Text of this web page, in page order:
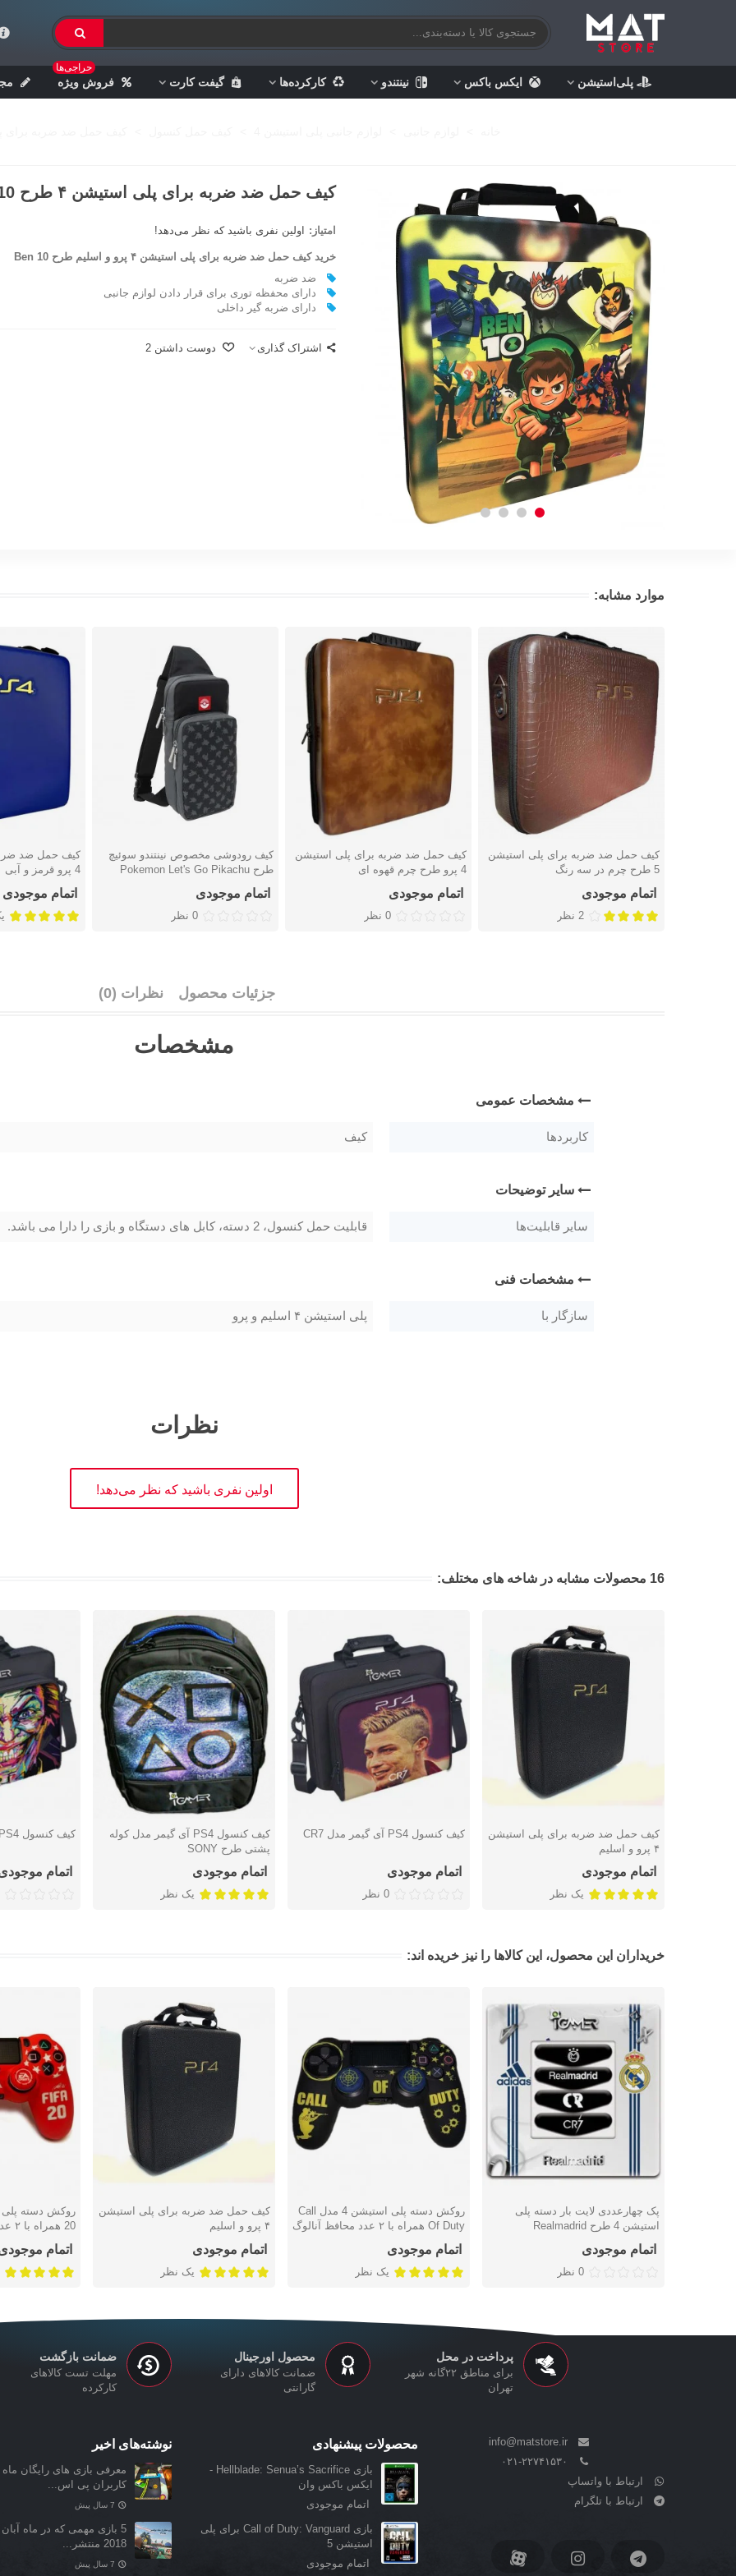
پلی‌استیشن ایکس باکس نینتندو کارکرده‌ها گیفت کارت فروش ویژه
حراجی‌ها
کیف حمل ضد ضربه برای پلی استیشن ۴ طرح Ben 10
امتیاز: اولین نفری باشید که نظر می‌دهد!
خرید کیف حمل ضد ضربه برای پلی استیشن ۴ پرو و اسلیم طرح Ben 10
ضد ضربه
دارای محفظه توری برای قرار دادن لوازم جانبی
دارای ضربه گیر داخلی
اشتراک گذاری دوست داشتن 2
موارد مشابه:
دوست داشتن
کیف حمل ضد ضربه برای پلی استیشن
5 طرح چرم در سه رنگ
اتمام موجودی
2 نظر
دوست داشتن
کیف حمل ضد ضربه برای پلی استیشن
4 پرو طرح چرم قهوه ای
اتمام موجودی
0 نظر
دوست داشتن
کیف رودوشی مخصوص نینتندو سوئیچ
طرح Pokemon Let's Go Pikachu
ساخت Hori
اتمام موجودی
0 نظر
دوستکیف حمل ضد
4 پرو قرمز و آبی
اتمام موجودی
جزئیات محصول نظرات (0)
مشخصات
مشخصات عمومی
کاربردها کیف
سایر توضیحات
سایر قابلیت‌ها قابلیت حمل کنسول، 2 دسته، کابل های دستگاه و بازی را دارا می باشد.
مشخصات فنی
سازگار با پلی استیشن ۴ اسلیم و پرو
نظرات
اولین نفری باشید که نظر می‌دهد!
16 محصولات مشابه در شاخه های مختلف:
دوست داشتن
کیف حمل ضد ضربه برای پلی استیشن
۴ پرو و اسلیم
اتمام موجودی
یک نظر
دوست داشتنکیف کنسول PS4 آی گیمر مدل CR7
اتمام موجودی
0 نظر
دوست داشتنکیف کنسول PS4 آی گیمر مدل کوله
پشتی طرح SONY
اتمام موجودی
یک نظر
دوستکیف کنسول PS4 آی گیمر مدل Joker
اتمام
خریداران این محصول، این کالاها را نیز خریده اند:
دوست داشتن
پک چهارعددی لایت بار دسته پلی
استیشن 4 طرح Realmadrid
اتمام موجودی
0 نظر
دوست داشتن
روکش دسته پلی استیشن 4 مدل Call
Of Duty همراه با ۲ عدد محافظ آنالوگ
اتمام موجودی
یک نظر
دوست داشتن
کیف حمل ضد ضربه برای پلی استیشن
۴ پرو و اسلیم
اتمام موجودی
یک نظر
دوست
20 همراه با ۲ عدد محافظ آنالوگ
اتمام
پرداخت در محل
برای مناطق ۲۲گانه شهر
تهران
محصول اورجینال
ضمانت کالاهای دارای
گارانتی
ضمانت بازگشت
مهلت تست کالاهای
کارکرده
info@matstore.ir
۰۲۱-۲۲۷۴۱۵۳۰
ارتباط با واتساپ
ارتباط با تلگرام
محصولات پیشنهادی
بازی Hellblade: Senua’s Sacrifice -
ایکس باکس وان
اتمام موجودی
بازی Call of Duty: Vanguard برای پلی
استیشن 5
اتمام موجودی
نوشته‌های اخیر
معرفی بازی‌ های رایگان ماه
کاربران پی اس...
7 سال پیش
5 بازی مهمی که در ماه آبان
2018 منتشر...
7 سال پیش